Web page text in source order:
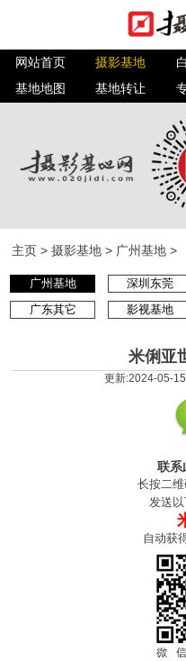
网站首页 摄影基地
基地地图
基地转让
主页 >摄影基地 > 广州基地 >
广州基地 深圳东莞
广东其它
影视基地
米俐亚
更新:2024-05-
联系
长按二
发送
自动获